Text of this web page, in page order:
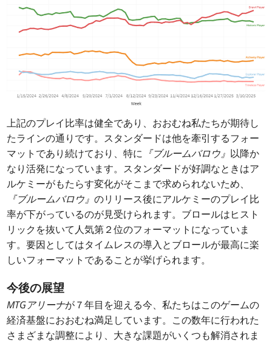
上記のプレイ比率は健全であり、おおむね私たちが期待し
たラインの通りです。スタンダードは他を牽引するフォー
マットであり続けており、特に 『ブルームバロウ』 以降か
なり活発になっています。スタンダードが好調なときはア
ルケミーがもたらす変化がそこまで求められないため、
『ブルームバロウ』のリリース後にアルケミーのプレイ比
率が下がっているのが見受けられます。ブロールはヒスト
リックを抜いて人気第２位のフォーマットになっていま
す。要因としてはタイムレスの導入とブロールが最高に楽
しいフォーマットであることが挙げられます。
今後の展望
MTGアリーナが７年目を迎える今、私たちはこのゲームの
経済基盤におおむね満足しています。この数年に行われた
さまざまな調整により、大きな課題がいくつも解消されま